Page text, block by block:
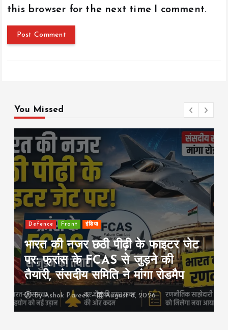
this browser for the next time I comment.
You Missed
Front international राजनीति
सऊदी-तुर्की-पाकिस्तान का बड़ा रक्षा
समझौता: एक पर हमला हुआ तो तीनों पर
हमला माना जाएगा
ByAshok Pareek August 8, 2026